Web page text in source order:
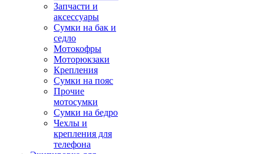
Запчасти и
аксессуары
Сумки на бак и
седло
Мотокофры
Моторюкзаки
Крепления
Сумки на пояс
Прочие
мотосумки
Сумки на бедро
Чехлы и
крепления для
телефона